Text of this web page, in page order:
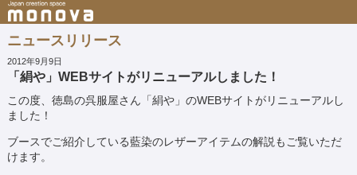
ニュースリリース
2012年9月9日
「絹や」WEBサイトがリニューアルしました！
この度、徳島の呉服屋さん「絹や」のWEBサイトがリニューアルし
ました！
ブースでご紹介している藍染のレザーアイテムの解説もご覧いただ
けます。